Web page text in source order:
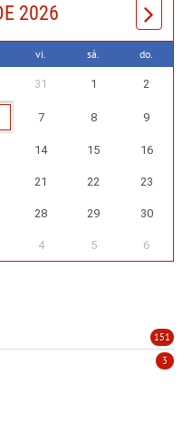
2026
vi. sá. do.
31 1 2
7 8 9
14 15 16
21 22 23
28 29 30
4 5 6
151
3